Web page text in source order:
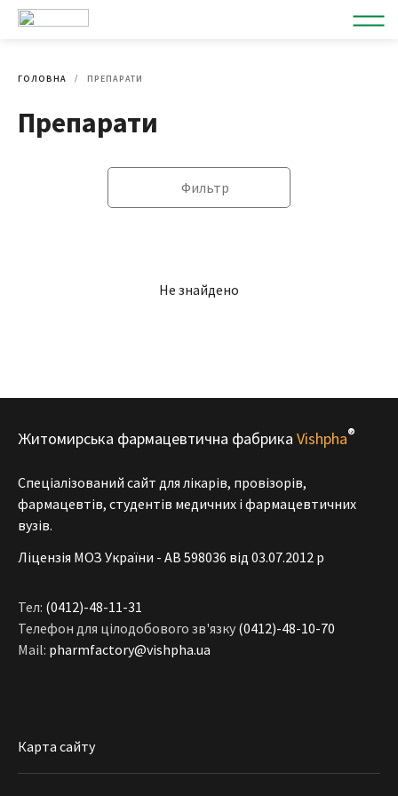
ГОЛОВНА ПРЕПАРАТИ
Препарати
Фильтр
Не знайдено
Житомирська фармацевтична фабрика Vishpha®
Спеціалізований сайт для лікарів, провізорів,
фармацевтів, студентів медичних і фармацевтичних
вузів.
Ліцензія МОЗ України - АВ 598036 від 03.07.2012 р
Тел: (0412)-48-11-31
Телефон для цілодобового зв'язку (0412)-48-10-70
Mail: pharmfactory@vishpha.ua
Карта сайту